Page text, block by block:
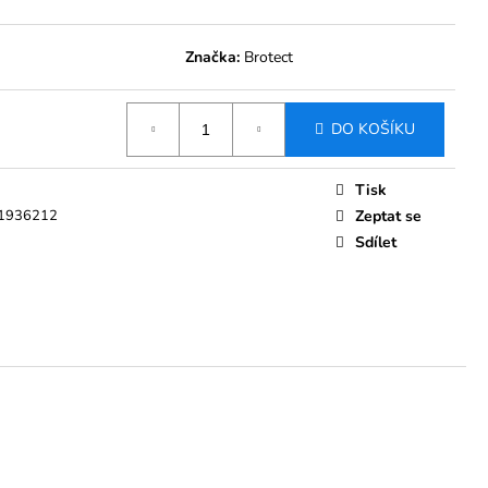
Značka: Brotect
DO KOŠÍKU
Tisk
Zeptat se
Sdílet
BOLERO ŠKODA